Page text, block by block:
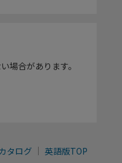
場合があります。
タログ 英語版TOP